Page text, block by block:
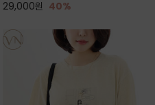
29,000원 40%